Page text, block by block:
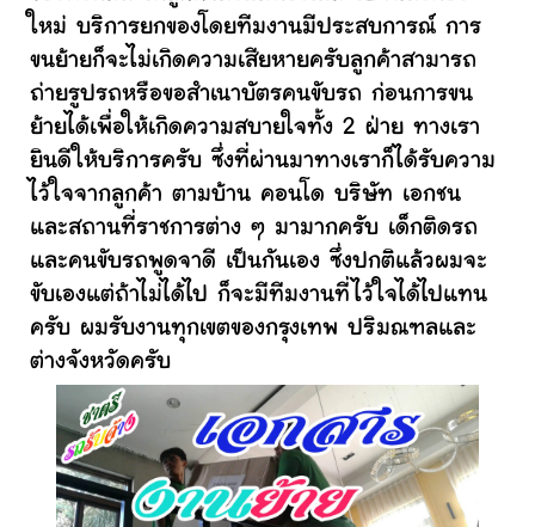
ใหม่ บริการยกของโดยทีมงานมีประสบการณ์ การ
ขนย้ายก็จะไม่เกิดความเสียหายครับลูกค้าสามารถ
ถ่ายรูปรถหรือขอสำเนาบัตรคนขับรถ ก่อนการขน
ย้ายได้เพื่อให้เกิดความสบายใจทั้ง 2 ฝ่าย ทางเรา
ยินดีให้บริการครับ ซึ่งที่ผ่านมาทางเราก็ได้รับความ
ไว้ใจจากลูกค้า ตามบ้าน คอนโด บริษัท เอกชน
และสถานที่ราชการต่าง ๆ มามากครับ เด็กติดรถ
และคนขับรถพูดจาดี เป็นกันเอง ซึ่งปกติแล้วผมจะ
ขับเองแต่ถ้าไม่ได้ไป ก็จะมีทีมงานที่ไว้ใจได้ไปแทน
ครับ ผมรับงานทุกเขตของกรุงเทพ ปริมณฑลและ
ต่างจังหวัดครับ